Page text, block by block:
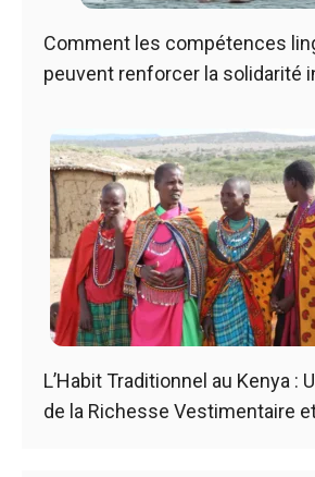
Comment les compétences
peuvent renforcer la solidarité
L’Habit Traditionnel au Kenya :
de la Richesse Vestimentaire